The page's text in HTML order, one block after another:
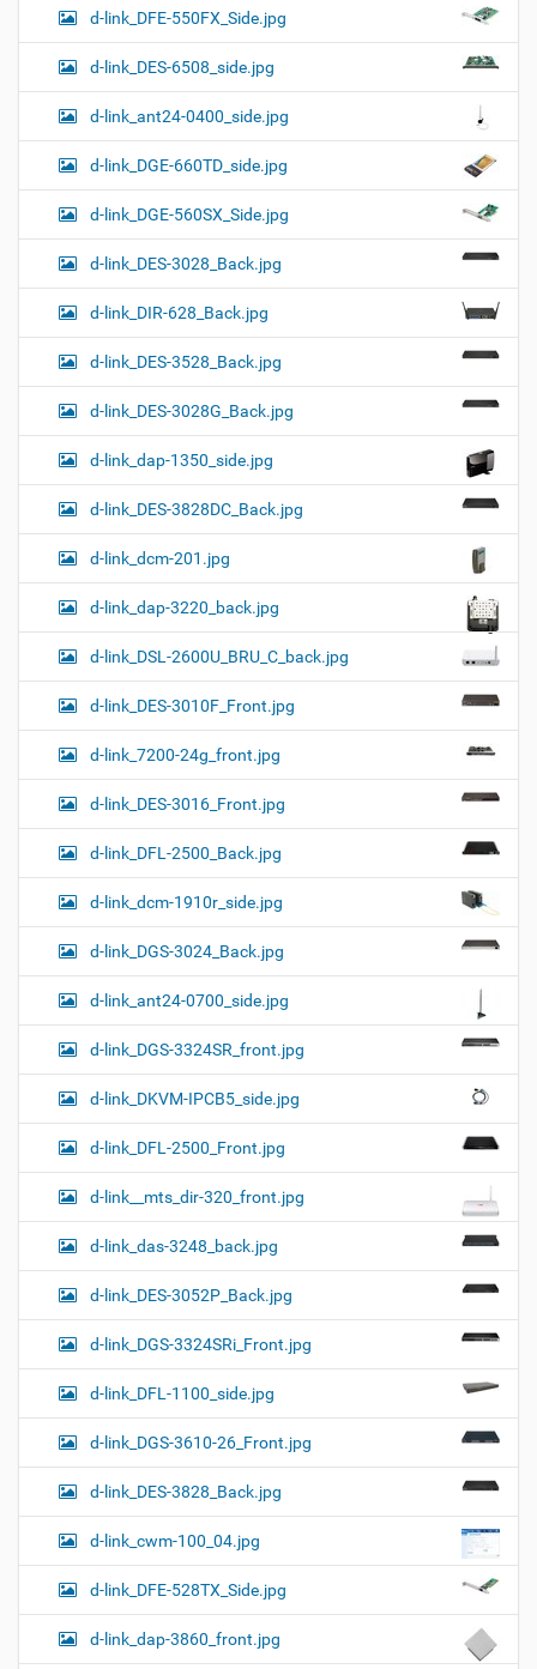
d-link_DFE-550FX_Side.jpg
d-link_DES-6508_side.jpg
d-link_ant24-0400_side.jpg
d-link_DGE-660TD_side.jpg
d-link_DGE-560SX_Side.jpg
d-link_DES-3028_Back.jpg
d-link_DIR-628_Back.jpg
d-link_DES-3528_Back.jpg
d-link_DES-3028G_Back.jpg
d-link_dap-1350_side.jpg
d-link_DES-3828DC_Back.jpg
d-link_dcm-201.jpg
d-link_dap-3220_back.jpg
d-link_DSL-2600U_BRU_C_back.jpg
d-link_DES-3010F_Front.jpg
d-link_7200-24g_front.jpg
d-link_DES-3016_Front.jpg
d-link_DFL-2500_Back.jpg
d-link_dcm-1910r_side.jpg
d-link_DGS-3024_Back.jpg
d-link_ant24-0700_side.jpg
d-link_DGS-3324SR_front.jpg
d-link_DKVM-IPCB5_side.jpg
d-link_DFL-2500_Front.jpg
d-link__mts_dir-320_front.jpg
d-link_das-3248_back.jpg
d-link_DES-3052P_Back.jpg
d-link_DGS-3324SRi_Front.jpg
d-link_DFL-1100_side.jpg
d-link_DGS-3610-26_Front.jpg
d-link_DES-3828_Back.jpg
d-link_cwm-100_04.jpg
d-link_DFE-528TX_Side.jpg
d-link_dap-3860_front.jpg